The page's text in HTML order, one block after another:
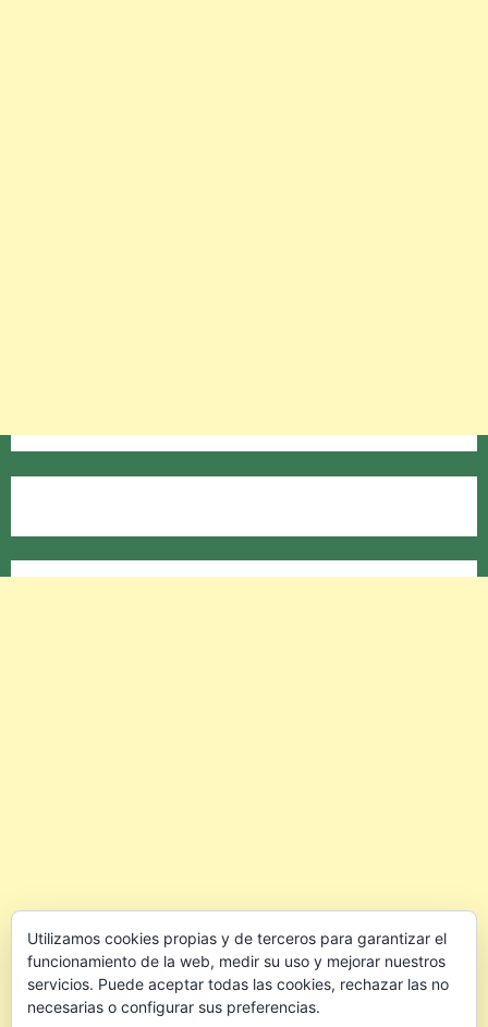
Utilizamos cookies propias y de terceros para garantizar el
funcionamiento de la web, medir su uso y mejorar nuestros
servicios. Puede aceptar todas las cookies, rechazar las no
necesarias o configurar sus preferencias.